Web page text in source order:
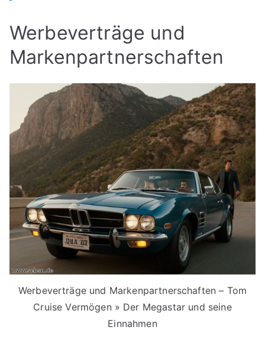
Werbeverträge und
Markenpartnerschaften
Werbeverträge und Markenpartnerschaften – Tom
Cruise Vermögen » Der Megastar und seine
Einnahmen